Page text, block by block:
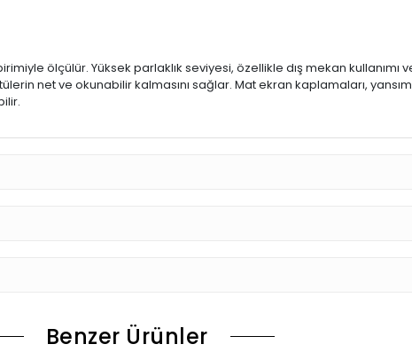
ölçülür. Yüksek parlaklık seviyesi, özellikle dış mekan
net ve okunabilir kalmasını sağlar. Mat ekran kaplamaları,
Benzer Ürünler